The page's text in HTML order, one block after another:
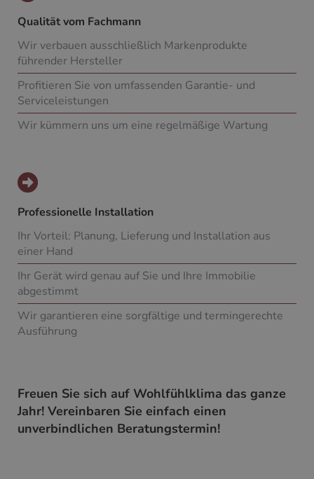
Qualität vom Fachmann
Wir verbauen ausschließlich Markenprodukte
führender Hersteller
Profitieren Sie von umfassenden Garantie- und
Serviceleistungen
Wir kümmern uns um eine regelmäßige Wartung
Professionelle Installation
Ihr Vorteil: Planung, Lieferung und Installation aus
einer Hand
Ihr Gerät wird genau auf Sie und Ihre Immobilie
abgestimmt
Wir garantieren eine sorgfältige und termingerechte
Ausführung
Freuen Sie sich auf Wohlfühlklima das ganze
Jahr! Vereinbaren Sie einfach einen
unverbindlichen Beratungstermin!